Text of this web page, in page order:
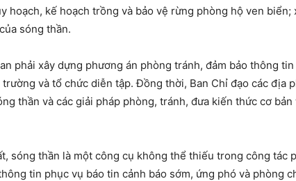
hoạch, kế hoạch trồng và bảo vệ rừng phòng hộ ven
sóng thần.
phải xây dựng phương án phòng tránh, đảm bảo thông
và tổ chức diễn tập. Đồng thời, Ban Chỉ đạo các địa
thần và các giải pháp phòng, tránh, đưa kiến thức cơ
sóng thần là một công cụ không thể thiếu trong công tác
tin phục vụ báo tin cảnh báo sớm, ứng phó và phòng